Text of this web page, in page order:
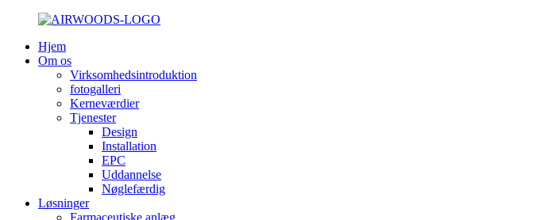
Hjem
Om os
Virksomhedsintroduktion
fotogalleri
Kerneværdier
Tjenester
Design
Installation
EPC
Uddannelse
Nøglefærdig
Løsninger
Farmaceutiske anlæg